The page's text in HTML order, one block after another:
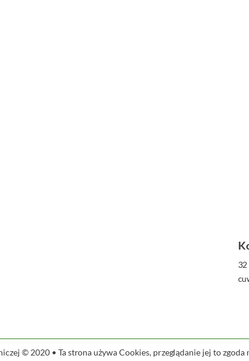
© 2020 • Ta strona używa Cookies, przeglądanie jej to zgoda